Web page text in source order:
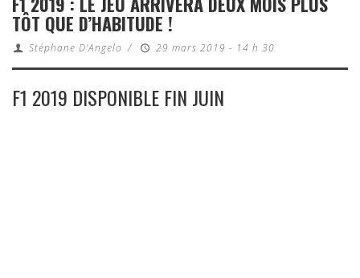
TÔT QUE D’HABITUDE !
Stéphane D'Angelo / 29 mars 2019 - 14 h 30
F1 2019 DISPONIBLE FIN JUIN